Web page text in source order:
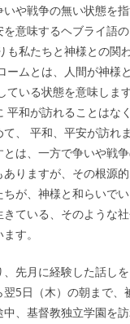
や戦争の無い状態を
意味するヘブライ語
も私たちと神様との関
ームとは、人間が神様
ている状態を意味しま
平和が訪れることはな
、 平和、平安が訪れ
は、一方で争いや戦
ありますが、その根源
が、神様と和らいで
きている、そのような
す。
、先月に経験した話
翌5日（木）の朝まで、
、基督教独立学園を